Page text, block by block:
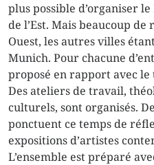
plus possible d’organiser
de l’Est. Mais beaucoup
Ouest, les autres villes
Munich. Pour chacune
proposé en rapport avec
Des ateliers de travail,
culturels, sont organisés.
ponctuent ce temps de
expositions d’artistes
L’ensemble est préparé